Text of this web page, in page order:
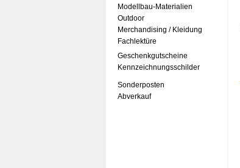
Modellbau-Materialien
Outdoor
Merchandising / Kleidung
Fachlektüre
Geschenkgutscheine
Kennzeichnungsschilder
Sonderposten
Abverkauf